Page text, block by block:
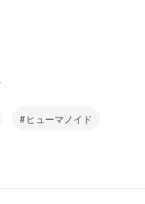
ヒューマノイド